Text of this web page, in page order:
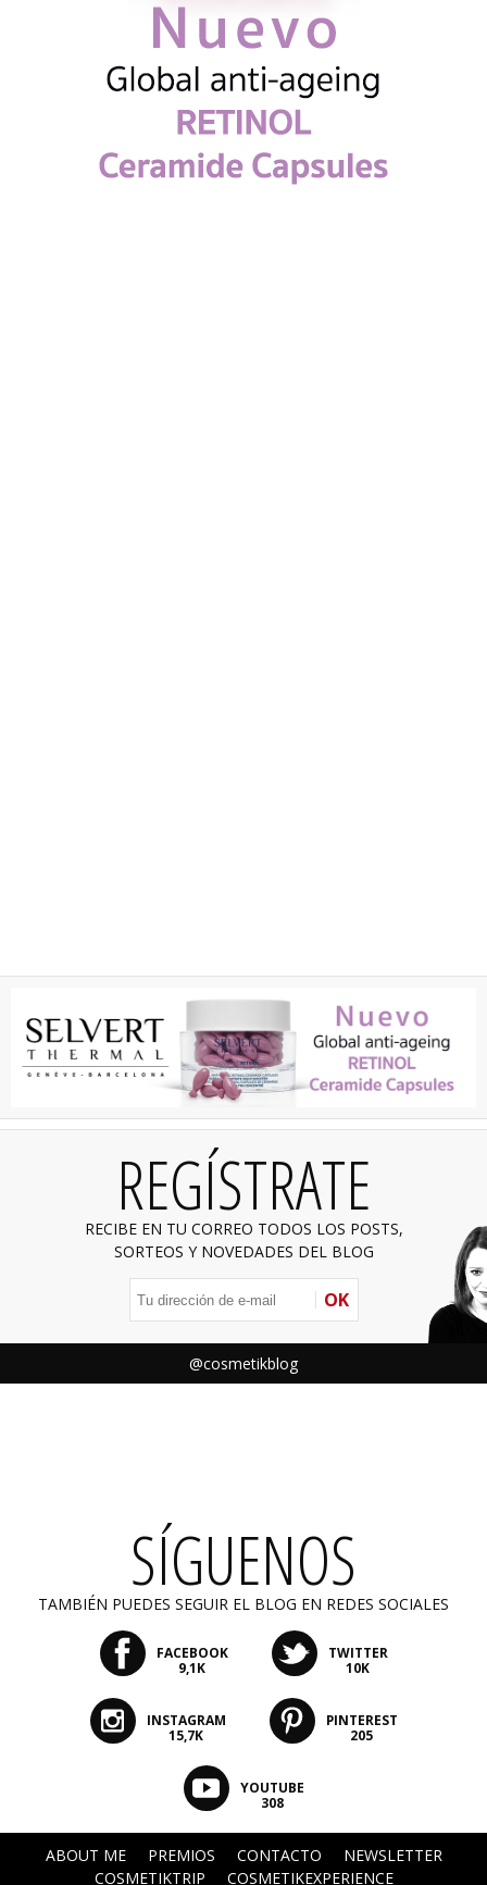
REGÍSTRATE
RECIBE EN TU CORREO TODOS LOS POSTS,
SORTEOS Y NOVEDADES DEL BLOG
OK
@cosmetikblog
SÍGUENOS
TAMBIÉN PUEDES SEGUIR EL BLOG EN REDES SOCIALES
FACEBOOK
9,1K
TWITTER
10K
INSTAGRAM
15,7K
PINTEREST
205
YOUTUBE
308
ABOUT ME PREMIOS CONTACTO
NEWSLETTER
COSMETIKTRIP
COSMETIKEXPERIENCE